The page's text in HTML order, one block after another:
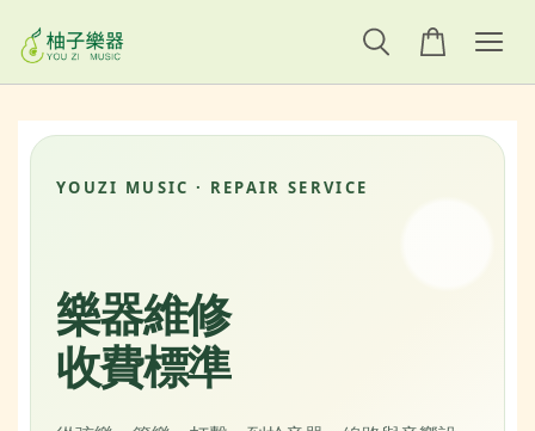
YOUZI MUSIC · REPAIR SERVICE
樂器維修
收費標準